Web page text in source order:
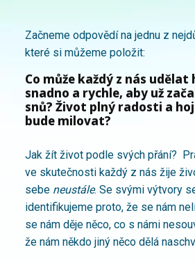
Začneme odpovědí na jednu z
které si můžeme položit:
Co může každý z nás udělat
snadno a rychle, aby už
snů? Život plný radosti a
bude milovat?
Jak žít život podle svých přání?
ve skutečnosti každý z nás žije
sebe neustále. Se svými výtvory
identifikujeme proto, že se nám
se nám děje něco, co s námi
že nám někdo jiný něco dělá